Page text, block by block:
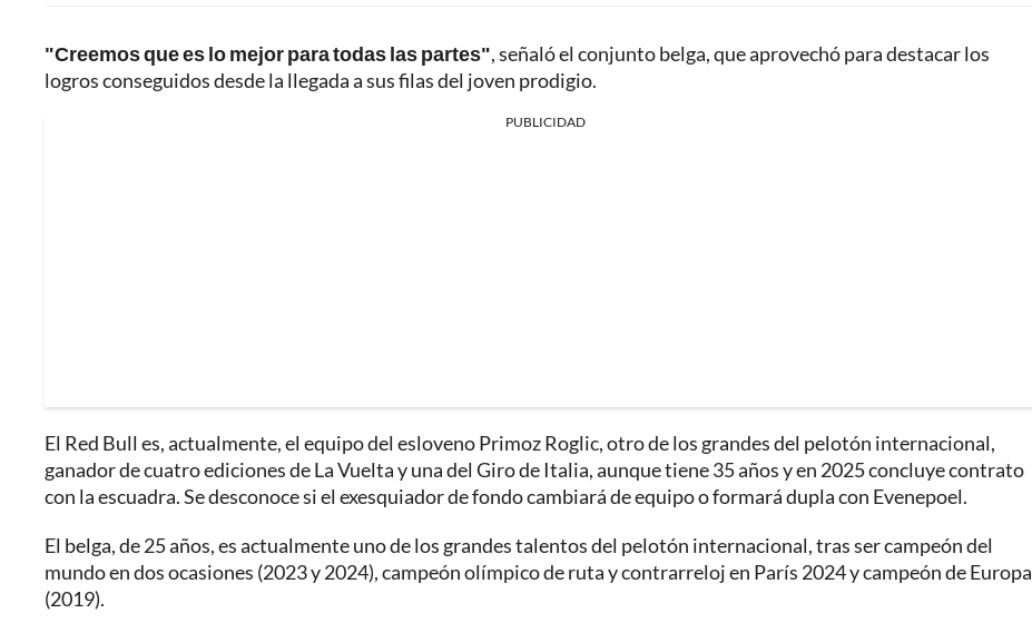
"Creemos que es lo mejor para todas las partes", señaló el conjunto belga, que aprovechó para destacar los
logros conseguidos desde la llegada a sus filas del joven prodigio.
PUBLICIDAD
El Red Bull es, actualmente, el equipo del esloveno Primoz Roglic, otro de los grandes del pelotón internacional,
ganador de cuatro ediciones de La Vuelta y una del Giro de Italia, aunque tiene 35 años y en 2025 concluye contrato
con la escuadra. Se desconoce si el exesquiador de fondo cambiará de equipo o formará dupla con Evenepoel.
El belga, de 25 años, es actualmente uno de los grandes talentos del pelotón internacional, tras ser campeón del
mundo en dos ocasiones (2023 y 2024), campeón olímpico de ruta y contrarreloj en París 2024 y campeón de Europa
(2019).